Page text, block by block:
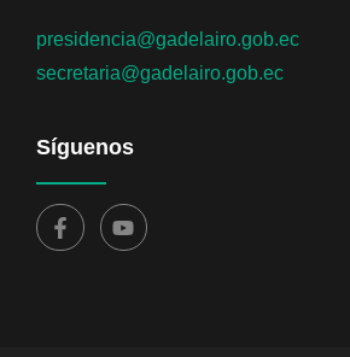
presidencia@gadelairo.gob.ec
secretaria@gadelairo.gob.ec
Síguenos